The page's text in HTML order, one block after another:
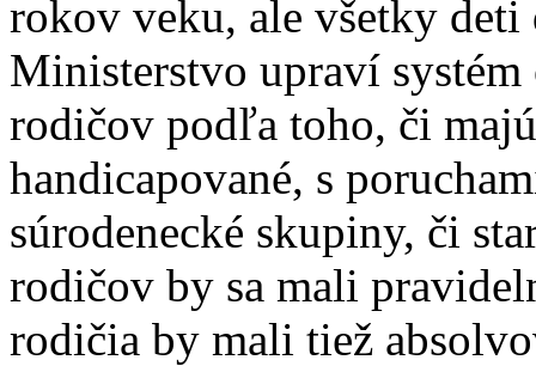
rokov veku, ale všetky
Ministerstvo upraví
rodičov podľa toho, či
handicapované, s
súrodenecké skupiny, či
rodičov by sa mali
rodičia by mali tiež